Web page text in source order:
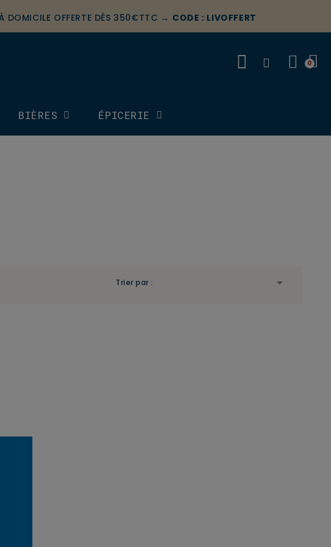
DOMICILE OFFERTE DÈS 350€TTC → CODE : LIVOFFERT
BIÈRES ÉPICERIE
Trier par : 